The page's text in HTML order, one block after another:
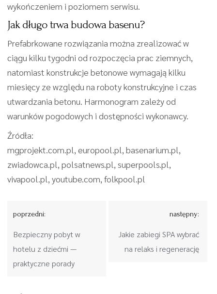
wykończeniem i poziomem serwisu.
Jak długo trwa budowa basenu?
Prefabrkowane rozwiązania można zrealizować w
ciągu kilku tygodni od rozpoczęcia prac ziemnych,
natomiast konstrukcje betonowe wymagają kilku
miesięcy ze względu na roboty konstrukcyjne i czas
utwardzania betonu. Harmonogram zależy od
warunków pogodowych i dostępności wykonawcy.
Źródła:
mgprojekt.com.pl, europool.pl, basenarium.pl,
zwiadowca.pl, polsatnews.pl, superpools.pl,
vivapool.pl, youtube.com, folkpool.pl
Nawigacja
poprzedni:
Bezpieczny pobyt w
hotelu z dziećmi —
praktyczne porady
następny:
Jakie zabiegi SPA wybrać
na relaks i regenerację